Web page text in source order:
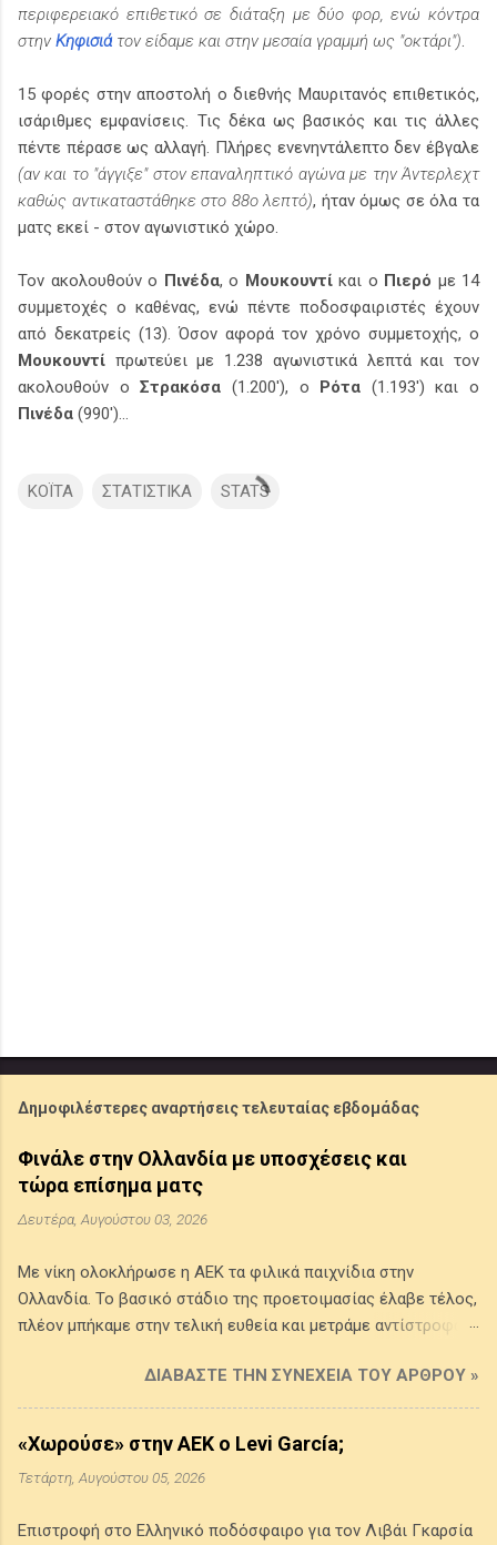
περιφερειακό επιθετικό σε διάταξη με δύο φορ, ενώ κόντρα
στην Κηφισιάτον είδαμε και στην μεσαία γραμμή ως "οκτάρι").
15 φορές στην αποστολή ο διεθνής Μαυριτανός επιθετικός,
ισάριθμες εμφανίσεις. Τις δέκα ως βασικός και τις άλλες
πέντε πέρασε ως αλλαγή. Πλήρες ενενηντάλεπτο δεν έβγαλε
(αν και το "άγγιξε" στον επαναληπτικό αγώνα με την Άντερλεχτ
καθώς αντικαταστάθηκε στο 88ο λεπτό), ήταν όμως σε όλα τα
ματς εκεί - στον αγωνιστικό χώρο.
Τον ακολουθούν ο Πινέδα, ο Μουκουντίκαι ο Πιερό με 14
συμμετοχές ο καθένας, ενώ πέντε ποδοσφαιριστές έχουν
από δεκατρείς (13). Όσον αφορά τον χρόνο συμμετοχής, ο
Μουκουντί πρωτεύει με 1.238 αγωνιστικά λεπτά και τον
ακολουθούν οΣτρακόσα (1.200'), ο Ρότα (1.193') και ο
Πινέδα (990')...
ΚΟΪΤΑ ΣΤΑΤΙΣΤΙΚΑ STATS
Δημοφιλέστερες αναρτήσεις τελευταίας εβδομάδας
Φινάλε στην Ολλανδία με υποσχέσεις και
τώρα επίσημα ματς
Δευτέρα, Αυγούστου 03, 2026
Με νίκη ολοκλήρωσε η ΑΕΚ τα φιλικά παιχνίδια στην
Ολλανδία. Το βασικό στάδιο της προετοιμασίας έλαβε τέλος,
πλέον μπήκαμε στην τελική ευθεία και μετράμε αντίστροφα
Τι ξεχωρίσαμε από το φιλικό κόντρα στην Σεντ Τρούιντεν και
θέλουμε να σχολιάσουμε... Ο "διαστημικός" Πήλιος
Πραγματικά εντυπωσιακή η εμφάνιση του Σταύρου Πήλιου
στο τελευταίο φιλικό προετοιμασίας της ΑΕΚ στην Ολλανδία.
Ιδιαίτερα στο πρώτο ημίχρονο ήταν όχι μονάχα εξαιρετικός,
γηπέδου. Είναι απόλυτα χαρακτηριστικό, αλλά και ενδεικτικό
ΔΙΑΒΆΣΤΕ ΤΗΝ ΣΥΝΈΧΕΙΑ ΤΟΥ ΆΡΘΡΟΥ »
«Χωρούσε» στην ΑΕΚ ο Levi García;
Τετάρτη, Αυγούστου 05, 2026
Επιστροφή στο Ελληνικό ποδόσφαιρο για τον Λιβάι Γκαρσία